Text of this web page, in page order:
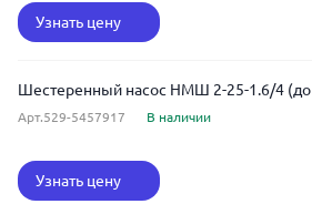
Узнать цену
Шестеренный насос НМШ 2-25-1.6/4 (до
Арт.529-5457917 В наличии
Узнать цену